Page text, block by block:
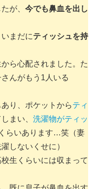
が、 今でも鼻血を出し
まだにティッシュを持
ら心配されました。た
んがもう1人いる
り、ポケットからティ
まい、 洗濯物がティッ
らいあります…笑（妻
しないくせに）
生くらいには収まって